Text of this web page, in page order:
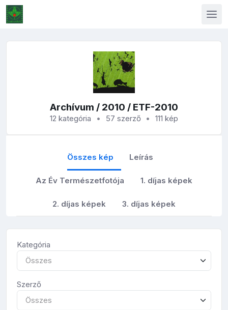
Archívum / 2010 / ETF-2010
12 kategória 57 szerző 111 kép
Összes kép Leírás
Az Év Természetfotója 1. díjas képek
2. díjas képek 3. díjas képek
Kategória
Összes
Szerző
Összes